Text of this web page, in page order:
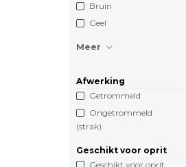
Bruin
Geel
Meer
Afwerking
Getrommeld
Ongetrommeld
(strak)
Geschikt voor oprit
Geschikt voor oprit